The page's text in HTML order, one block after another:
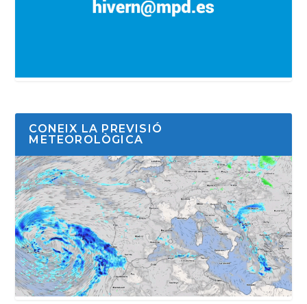
CONEIX LA PREVISIÓ
METEOROLÒGICA